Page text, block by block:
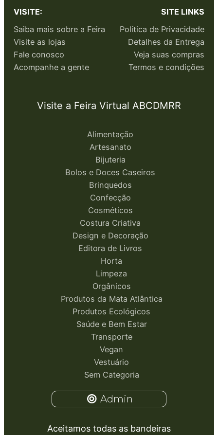
VISITE:
Saiba mais sobre a Feira
Visite as lojas
Fale conosco
Acompanhe a gente
SITE LINKS
Política de Privacidade
Detalhes da Entrega
Veja suas compras
Termos e condições
Visite a Feira Virtual ABCDMRR
Alimentação
Artesanato
Bijuteria
Bolos e Doces Caseiros
Brinquedos
Confecção
Cosméticos
Costura Criativa
Design e Decoração
Editora de Livros
Horta
Limpeza
Orgânicos
Produtos da Mata Atlântica
Produtos Ecológicos
Saúde e Bem Estar
Transporte
Vegan
Vestuário
Sem Categoria
Admin
Aceitamos todas as bandeiras